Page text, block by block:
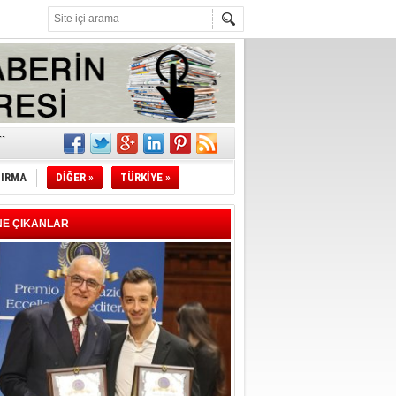
DİĞER » TÜRKİYE »
ÇIKANLAR